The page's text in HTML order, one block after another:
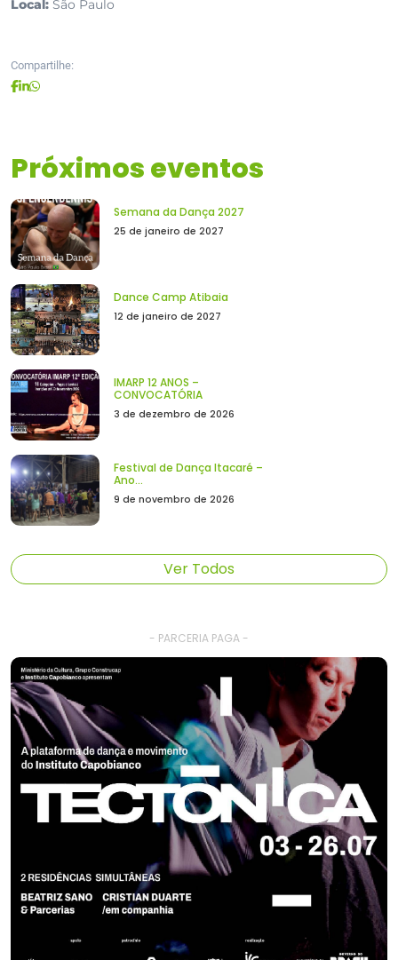
Local: São Paulo
Compartilhe:
Próximos eventos
Semana da Dança 2027
25 de janeiro de 2027
Dance Camp Atibaia
12 de janeiro de 2027
IMARP 12 ANOS –
CONVOCATÓRIA
3 de dezembro de 2026
Festival de Dança Itacaré –
Ano...
9 de novembro de 2026
Ver Todos
- PARCERIA PAGA -